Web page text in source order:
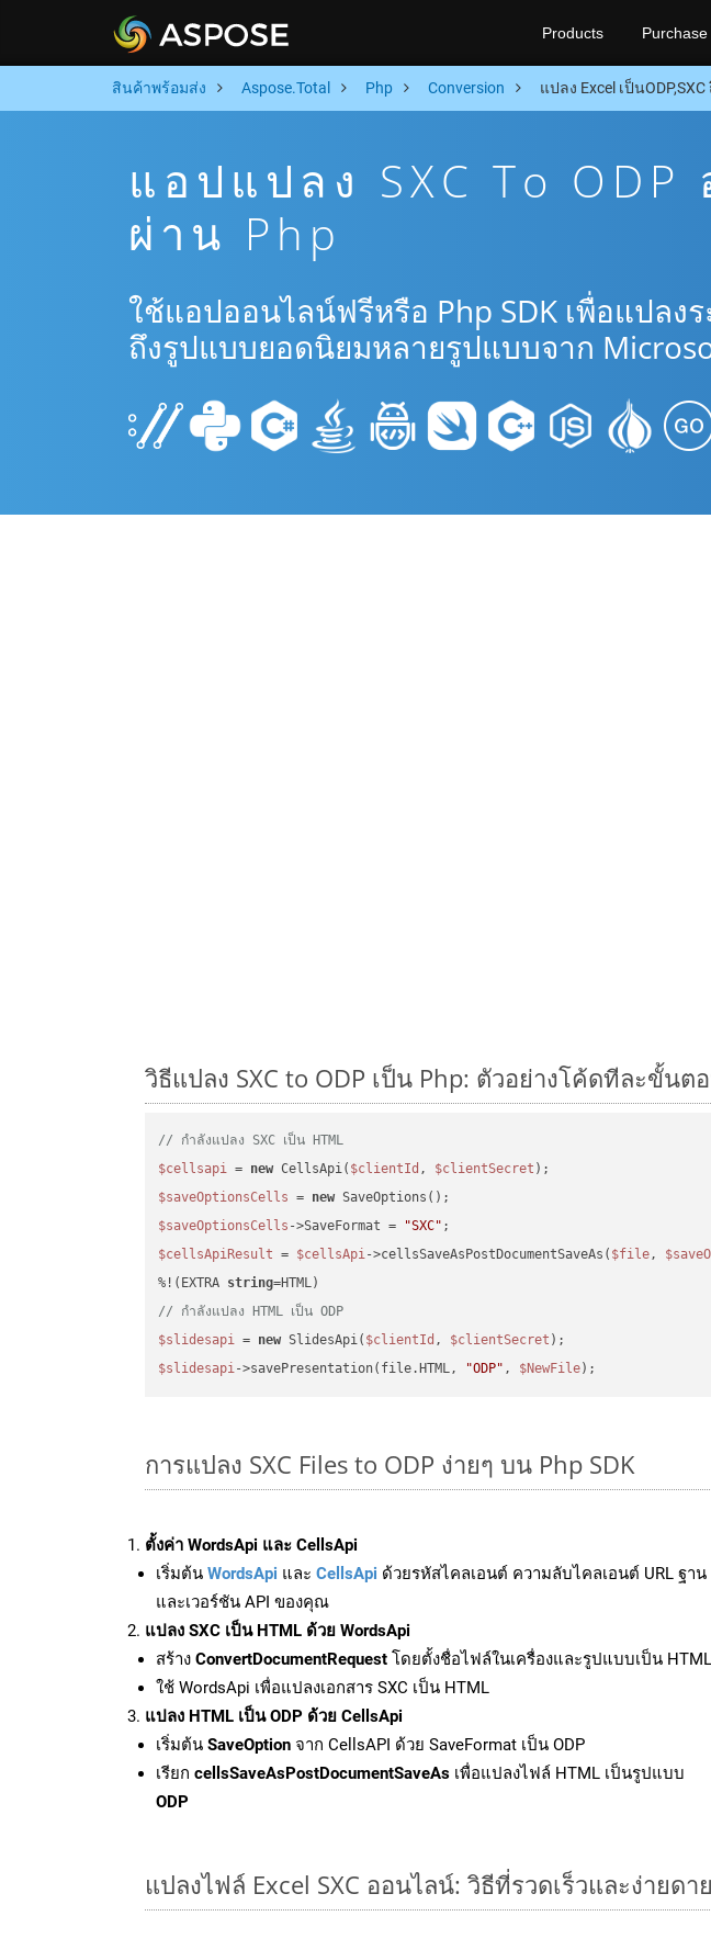
Products Purchase
สินค้าพร้อมส่ง Aspose.Total Php Conversion แปลง Excel เป็น
แอปแปลง SXC To
ผ่าน Php
ใช้แอปออนไลน์ฟรีหรือ Php SDK เพื่อแปลงร
ถึงรูปแบบยอดนิยมหลายรูปแบบจาก
วิธีแปลง SXC to ODP เป็น Php: ตัวอย่างโค้ดทีละขั้นต
// กำลังแปลง SXC เป็น HTML
$cellsapi = new CellsApi( $clientId , $clientSecret
$saveOptionsCells = new
$saveOptionsCells ->SaveFormat = "SXC"
$cellsApiResult = $cellsApi->cellsSaveAsPostDocumentSaveAs( $file,
%!(EXTRA string
// กำลังแปลง HTML เป็น ODP
$slidesapi = new SlidesApi( $clientId , $clientSecret
$slidesapi->savePresentation(file.HTML, "ODP" , $NewFile
การแปลง SXC Files to ODP ง่ายๆ บน Php SDK
ตั้งค่า WordsApi และ CellsApi
เริ่มต้น WordsApi และ CellsApi ด้วยรหัสไคลเอนต์ ความลับไคลเอนต์ URL ฐาน
และเวอร์ชัน API ของคุณ
แปลง SXC เป็น HTML ด้วย WordsApi
สร้าง ConvertDocumentRequest โดยตั้งชื่อไฟล์ในเครื่องและรูปแบบเป็น HTML
ใช้ WordsApi เพื่อแปลงเอกสาร SXC เป็น HTML
แปลง HTML เป็น ODP ด้วย CellsApi
เริ่มต้น SaveOption จาก CellsAPI ด้วย SaveFormat เป็น ODP
เรียก cellsSaveAsPostDocumentSaveAs เพื่อแปลงไฟล์ HTML เป็นรูปแบบ
ODP
แปลงไฟล์ Excel SXC ออนไลน์: วิธีที่รวดเร็วและง่ายดาย